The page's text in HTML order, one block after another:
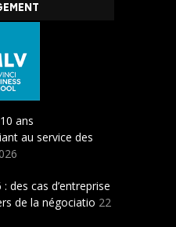
ans
au service des
des cas d’entreprise
de la négociatio 22